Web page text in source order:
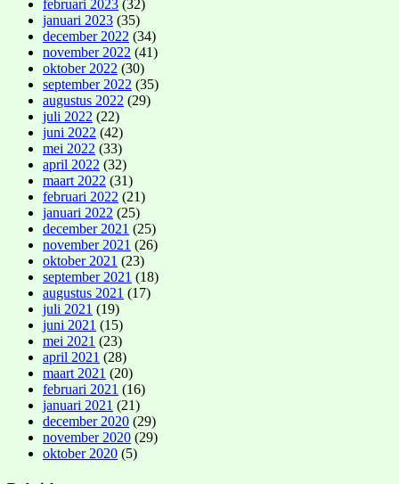
februari 2023 (32)
januari 2023 (35)
december 2022 (34)
november 2022 (41)
oktober 2022 (30)
september 2022 (35)
augustus 2022 (29)
juli 2022 (22)
juni 2022 (42)
mei 2022 (33)
april 2022 (32)
maart 2022 (31)
februari 2022 (21)
januari 2022 (25)
december 2021 (25)
november 2021 (26)
oktober 2021 (23)
september 2021 (18)
augustus 2021 (17)
juli 2021 (19)
juni 2021 (15)
mei 2021 (23)
april 2021 (28)
maart 2021 (20)
februari 2021 (16)
januari 2021 (21)
december 2020 (29)
november 2020 (29)
oktober 2020 (5)